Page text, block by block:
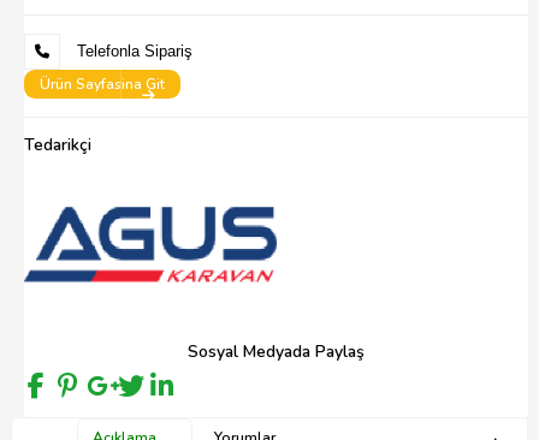
Telefonla Sipariş
Ürün Sayfasina Git
Tedarikçi
Sosyal Medyada Paylaş